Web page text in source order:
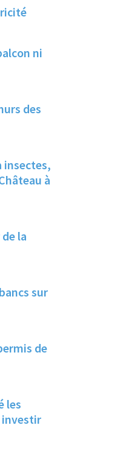
ni
des
insectes,
à
la
sur
de
les
investir